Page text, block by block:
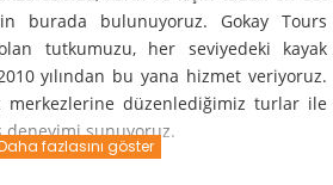
burada bulunuyoruz. Gokay Tours
tutkumuzu, her seviyedeki kayak
yılından bu yana hizmet veriyoruz.
merkezlerine düzenlediğimiz turlar ile
deneyimi sunuyoruz.